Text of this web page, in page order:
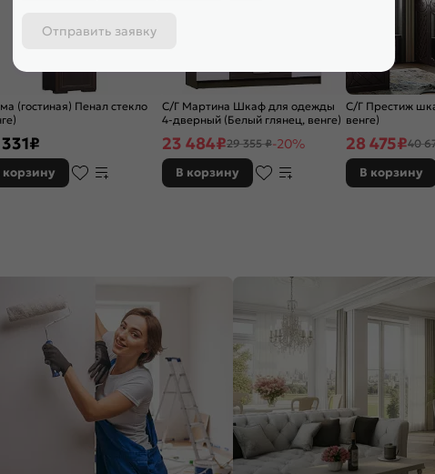
(гостиная) Пенал стекло
₽
корзину
С/Г Мартина Шкаф для одежды
4-дверный (Белый глянец, венге)
23 484₽29 355 ₽-20%
В корзину
С/Г Престиж
венге)
28 475₽40
В корзину
Отправить заявку